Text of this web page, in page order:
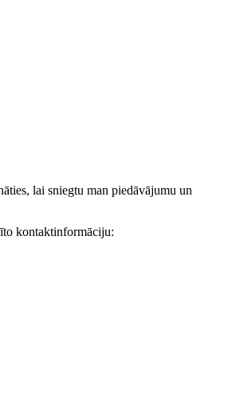
lai sniegtu man piedāvājumu un
kontaktinformāciju: